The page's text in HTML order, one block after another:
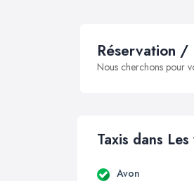
Réservation
Nous cherchons pour
Taxis dans
Avon